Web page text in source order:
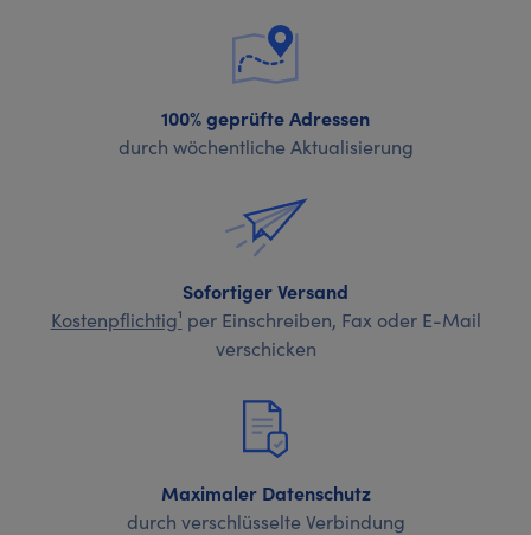
100% geprüfte Adressen
durch wöchentliche Aktualisierung
Sofortiger Versand
Kostenpflichtig¹ per Einschreiben, Fax oder E-Mail
verschicken
Maximaler Datenschutz
durch verschlüsselte Verbindung